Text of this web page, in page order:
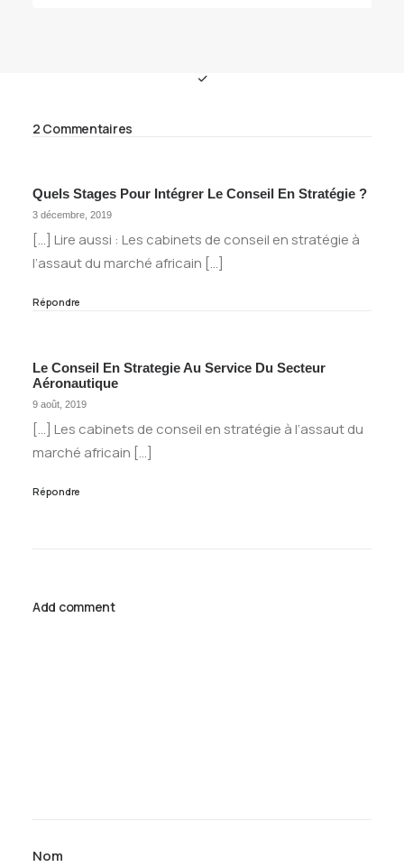
2 Commentaires
Quels Stages Pour Intégrer Le Conseil En Stratégie ?
3 décembre, 2019
[…] Lire aussi : Les cabinets de conseil en stratégie à
l’assaut du marché africain […]
Répondre
Le Conseil En Strategie Au Service Du Secteur
Aéronautique
9 août, 2019
[…] Les cabinets de conseil en stratégie à l’assaut du
marché africain […]
Répondre
Add comment
Nom